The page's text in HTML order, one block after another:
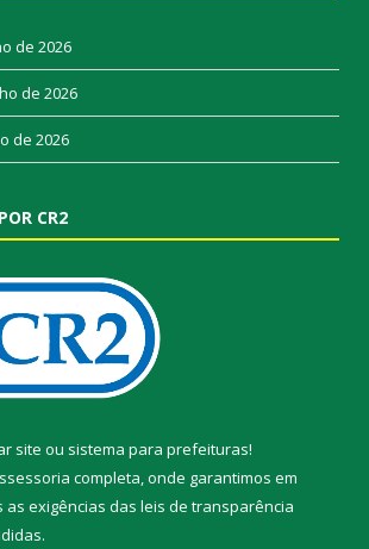
de 2026
de 2026
de 2026
CR2
site ou sistema para prefeituras!
completa, onde garantimos em
exigências das leis de transparência